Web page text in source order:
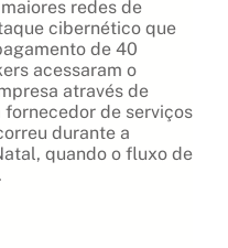
redes de
cibernético que
de 40
acessaram o
através de
de serviços
durante a
quando o fluxo de